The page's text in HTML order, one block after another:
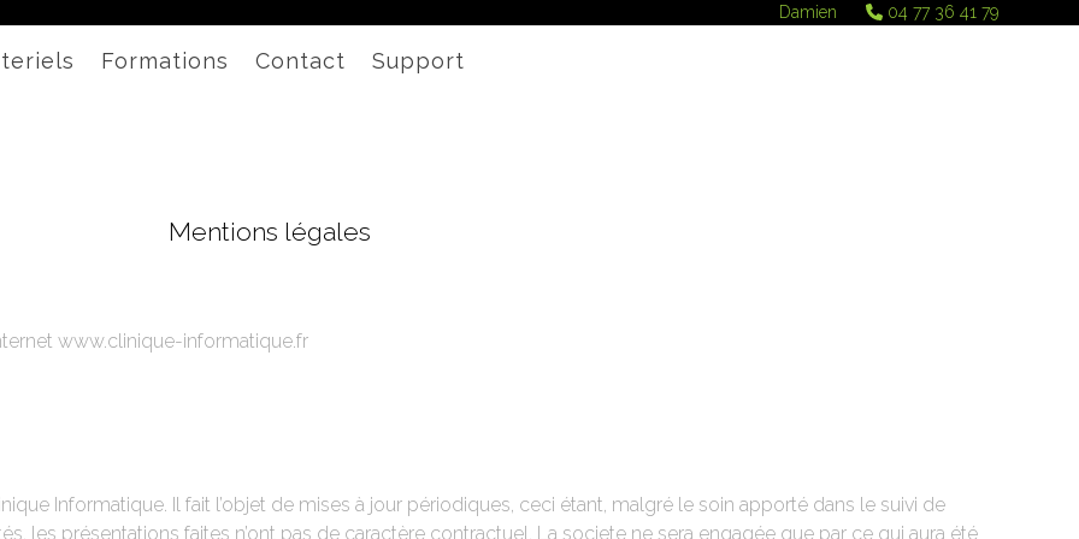
Damien 04 77 36 41 79
Formations Contact Support
Mentions légales
www.clinique-informatique.fr
Informatique. Il fait l’objet de mises à jour périodiques, ceci étant, malgré le soin apporté dans le suivi de
les présentations faites n’ont pas de caractère contractuel. La societe ne sera engagée que par ce qui aura été